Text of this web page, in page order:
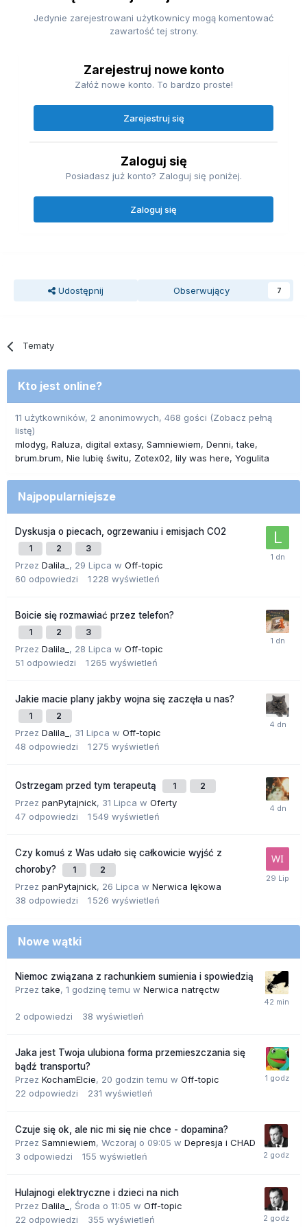
Jedynie zarejestrowani użytkownicy mogą komentować
zawartość tej strony.
Zarejestruj nowe konto
Załóż nowe konto. To bardzo proste!
Zarejestruj się
Zaloguj się
Posiadasz już konto? Zaloguj się poniżej.
Zaloguj się
Udostępnij Obserwujący 7
Tematy
Kto jest online?
11 użytkowników, 2 anonimowych, 468 gości (Zobacz pełną
listę)
mlodyg Raluza digital extasy Samniewiem Denni take
brum.brum Nie lubię świtu Zotex02 lily was here Yogulita
Najpopularniejsze
Dyskusja o piecach, ogrzewaniu i emisjach CO2
1 2 3
Przez Dalila_ , 29 Lipca w Off-topic
60 odpowiedzi 1 228 wyświetleń
Boicie się rozmawiać przez telefon?
1 2 3
Przez Dalila_ , 28 Lipca w Off-topic
51 odpowiedzi 1 265 wyświetleń
Jakie macie plany jakby wojna się zaczęła u nas?
1 2
Przez Dalila_ , 31 Lipca w Off-topic
48 odpowiedzi 1 275 wyświetleń
Ostrzegam przed tym terapeutą 1 2
Przez panPytajnick, 31 Lipca w Oferty
47 odpowiedzi 1 549 wyświetleń
Czy komuś z Was udało się całkowicie wyjść z
choroby?
1 2
Przez panPytajnick, 26 Lipca w Nerwica lękowa
38 odpowiedzi 1 526 wyświetleń
Nowe wątki
Niemoc związana z rachunkiem sumienia i spowiedzią
Przeztake, 1 godzinę temu w Nerwica natręctw
2 odpowiedzi 38 wyświetleń
Jaka jest Twoja ulubiona forma przemieszczania się
bądź transportu?
Przez KochamElcie, 20 godzin temu w Off-topic
22 odpowiedzi 231 wyświetleń
Czuje się ok, ale nic mi się nie chce - dopamina?
Przez Samniewiem, Wczoraj o 09:05 w Depresja i CHAD
3 odpowiedzi 155 wyświetleń
Hulajnogi elektryczne i dzieci na nich
Przez Dalila_ , Środa o 11:05 w Off-topic
22 odpowiedzi 355 wyświetleń